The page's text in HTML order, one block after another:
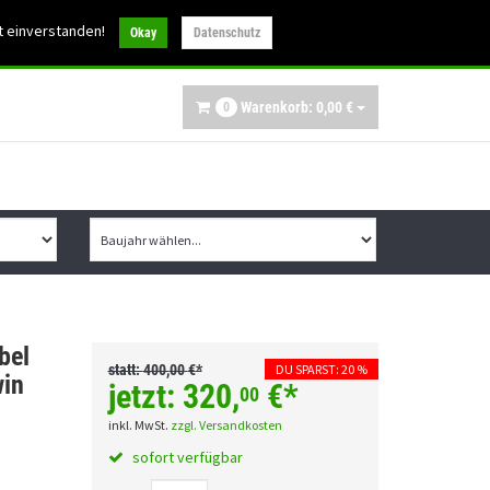
einverstanden! Okay Datenschutz
info@ibex-parts.de
0 Warenkorb: 0,00 €
statt:400,00€*
jetzt: 320,00 €*
DU SPARST: 20 %
inkl. MwSt. zzgl. Versandkosten
sofort verfügbar